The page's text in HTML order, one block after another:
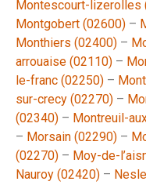
Montescourt-lizerolles
Montgobert (02600) –
Monthiers (02400) –
arrouaise (02110) –
le-franc (02250) –
sur-crecy (02270) –
(02340) – Montreuil-
– Morsain (02290) –
(02270) – Moy-de-
Nauroy (02420) –